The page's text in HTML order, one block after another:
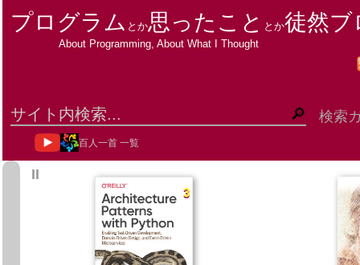
プログラム とか思ったこと とか徒然ブ
About Programming, About What I Thought
百人一首 一覧
検索
ΙΙ
3
3